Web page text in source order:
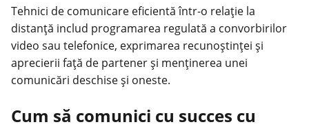
Tehnici de comunicare eficientă într-o relație la
distanță includ programarea regulată a convorbirilor
video sau telefonice, exprimarea recunoștinței și
aprecierii față de partener și menținerea unei
comunicări deschise și oneste.
Cum să comunici cu succes cu